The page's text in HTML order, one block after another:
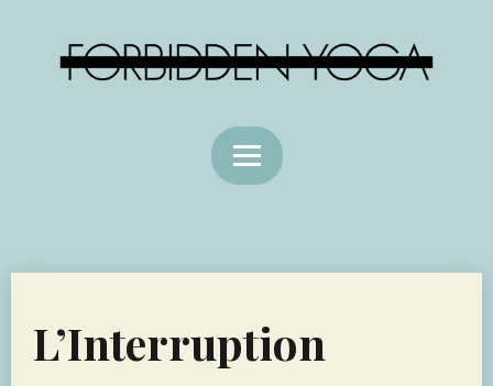
L’Interruption